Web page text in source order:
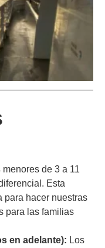
menores de 3 a 11
Esta
para hacer nuestras
para las familias
en adelante): Los